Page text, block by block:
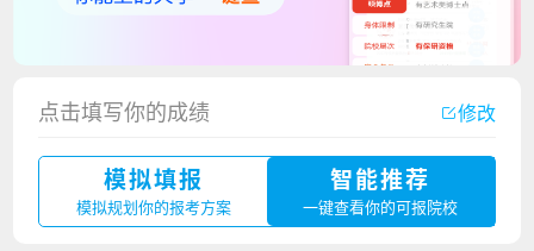
点击填写你的成绩 修改
模拟填报
模拟规划你的报考方案
智能推荐
一键查看你的可报院校
厦门大学嘉庚学院2023年艺术类招生简章